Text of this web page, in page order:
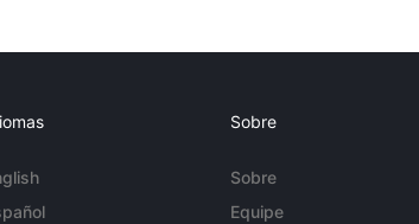
Sobre
Sobre
Equipe